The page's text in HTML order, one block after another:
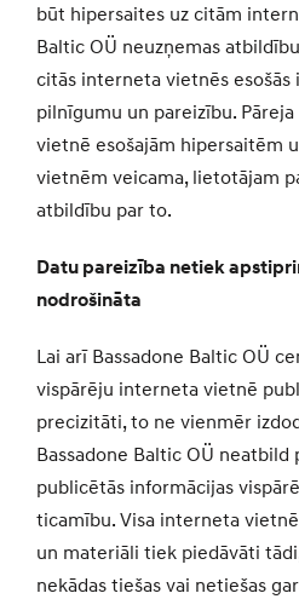
būt hipersaites uz citām
Baltic OÜ neuzņemas
citās interneta vietnēs
pilnīgumu un pareizību.
vietnē esošajām hipersaitēm
vietnēm veicama, lietotājam
atbildību par to.
Datu pareizība netiek
nodrošināta
Lai arī Bassadone Baltic OÜ
vispārēju interneta vietnē
precizitāti, to ne vienmēr
Bassadone Baltic OÜ
publicētās informācijas
ticamību. Visa interneta
un materiāli tiek piedāvāti
nekādas tiešas vai netiešas